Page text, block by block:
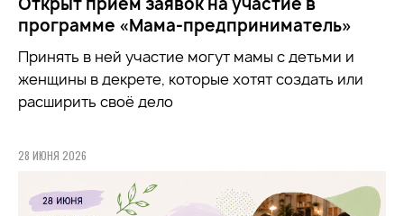
программе «Мама-предприниматель»
Принять в ней участие могут мамы с детьми и
женщины в декрете, которые хотят создать или
расширить своё дело
28 ИЮНЯ 2026